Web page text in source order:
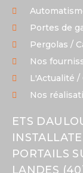
Portes de
Pergolas /
Nos
L'Actualité /
Nos
ETS
PORTAILS
LANDES